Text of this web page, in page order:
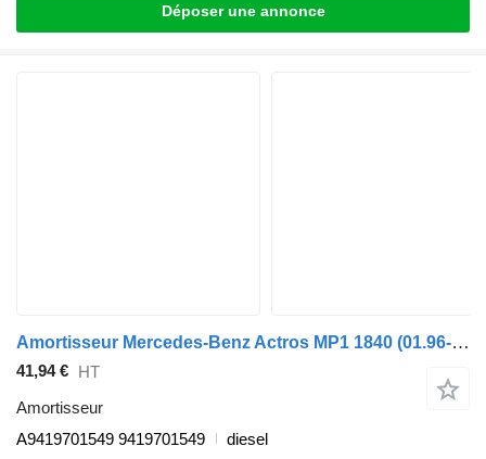
Déposer une annonce
Amortisseur Mercedes-Benz Actros MP1 1840 (01.96-12.02) A9419701549 pour tracteur routier Mercedes-Benz Actros, Axor MP1, MP2, MP3 (1996-2014)
41,94 € HT
Amortisseur
A9419701549 9419701549
diesel